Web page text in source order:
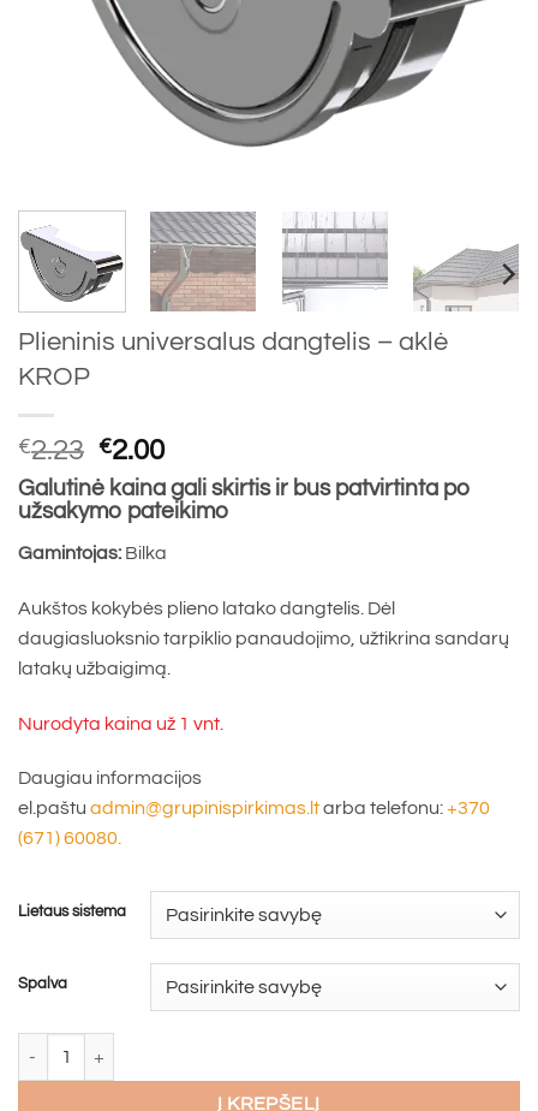
Plieninis universalus dangtelis – aklė
KROP
€2.23 Original
price
was:
€2.00Current
price
is:
Galutinė kaina gali skirtis ir bus patvirtinta po
užsakymo pateikimo
Gamintojas: Bilka
Aukštos kokybės plieno latako dangtelis. Dėl
daugiasluoksnio tarpiklio panaudojimo, užtikrina sandarų
latakų užbaigimą.
Nurodyta kaina už 1 vnt.
Daugiau informacijos
el.paštu admin@grupinispirkimas.ltarba telefonu:+370
(671) 60080.
Lietaus sistema
Spalva
Į KREPŠELĮ